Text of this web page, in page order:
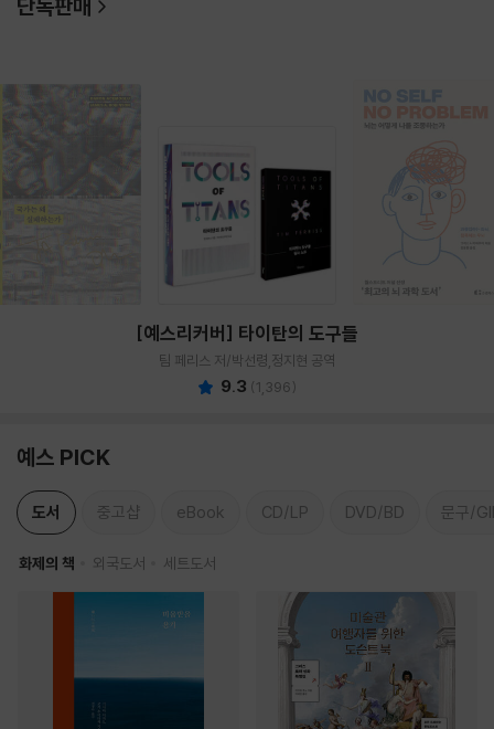
단독판매
[예스리커버] 타이탄의 도구들
팀 페리스 저/박선령,정지현 공역
9.3 (1,396)
예스 PICK
도서 중고샵 eBook CD/LP DVD/BD 문구/
화제의 책 외국도서 세트도서